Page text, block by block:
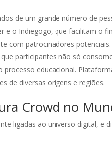
de um grande número de
e o Indiegogo, que facilitam o
com patrocinadores potenciais.
participantes não só
processo educacional.
de diversas origens e regiões.
Crowd no
ligadas ao universo digital,